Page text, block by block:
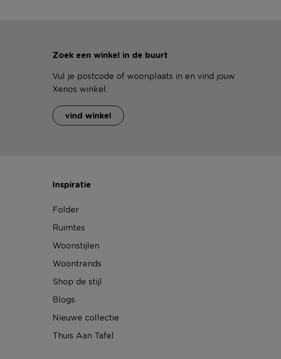
Zoek een winkel in de buurt
Vul je postcode of woonplaats in en vind jouw
Xenos winkel.
vind winkel
Inspiratie
Folder
Ruimtes
Woonstijlen
Woontrends
Shop de stijl
Blogs
Nieuwe collectie
Thuis Aan Tafel